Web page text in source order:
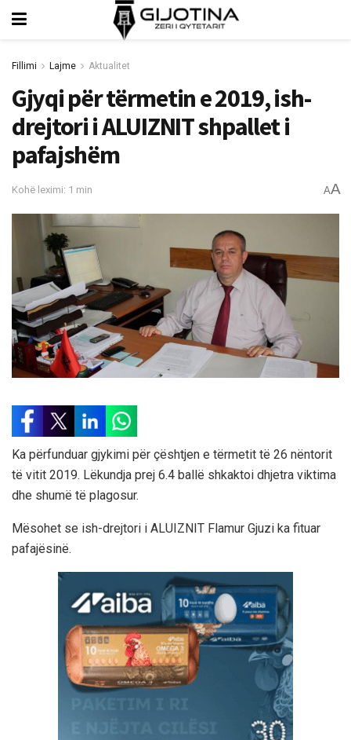
Fillimi Lajme Aktualitet
Gjyqi për tërmetin e 2019, ish-
drejtori i ALUIZNIT shpallet i
pafajshëm
Kohë leximi: 1 min AA
Ka përfunduar gjykimi për çështjen e tërmetit të 26 nëntorit
të vitit 2019. Lëkundja prej 6.4 ballë shkaktoi dhjetra viktima
dhe shumë të plagosur.
Mësohet se ish-drejtori i ALUIZNIT Flamur Gjuzi ka fituar
pafajësinë.